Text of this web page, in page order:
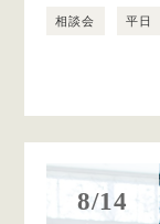
相談会 平日
8/14